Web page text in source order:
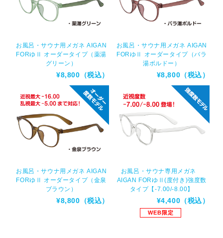
お風呂・サウナ用メガネ AIGAN
FORゆⅡ オーダータイプ（薬湯
グリーン）
¥8,800（税込）
お風呂・サウナ用メガネ AIGAN
FORゆⅡ オーダータイプ（バラ
湯ボルドー）
¥8,800（税込）
お風呂・サウナ用メガネ AIGAN
FORゆⅡ オーダータイプ（金泉
ブラウン）
¥8,800（税込）
お風呂・サウナ専用メガネ
AIGAN FORゆⅡ(度付き)強度数
タイプ【-7.00/-8.00】
¥4,400（税込）
WEB限定